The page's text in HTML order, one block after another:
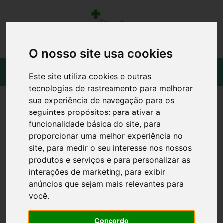
O nosso site usa cookies
Este site utiliza cookies e outras
tecnologias de rastreamento para melhorar
sua experiência de navegação para os
seguintes propósitos: para ativar a
funcionalidade básica do site, para
proporcionar uma melhor experiência no
site, para medir o seu interesse nos nossos
produtos e serviços e para personalizar as
interações de marketing, para exibir
anúncios que sejam mais relevantes para
você.
Concordo